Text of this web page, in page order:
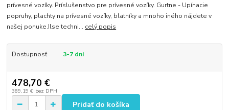
prívesné vozíky. Príslušenstvo pre prívesné vozíky. Gurtne - Upínacie
popruhy, plachty na prívesné vozíky, blatníky a mnoho iného nájdete v
našej ponuke.Ilse techni... celý popis
Dostupnosť 3-7 dni
478,70 €
389,19 € bez DPH
Pridať do košíka